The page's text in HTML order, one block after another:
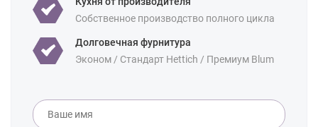
Уточнение по
фасаду:
Массив дуба Массив ясеня
Собственное производство полного цикла
Долговечная фурнитура
Эконом / Стандарт Hettich / Премиум Blum